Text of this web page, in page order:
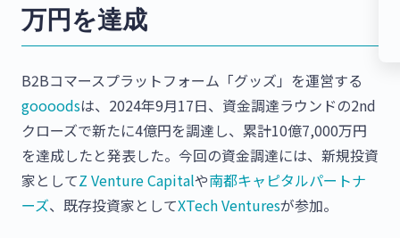
万円を達成
B2Bコマースプラットフォーム「グッズ」を運営する
goooodsは、2024年9月17日、資金調達ラウンドの2nd
クローズで新たに4億円を調達し、累計10億7,000万円
を達成したと発表した。今回の資金調達には、新規投資
家としてZ Venture Capitalや南都キャピタルパートナ
ーズ、既存投資家としてXTech Venturesが参加。